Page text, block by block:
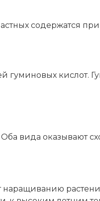
содержатся
гуминовых кислот.
Оба вида оказывают
наращиванию